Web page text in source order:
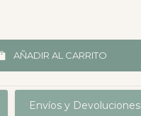
AÑADIR AL CARRITO
Envíos y Devoluciones